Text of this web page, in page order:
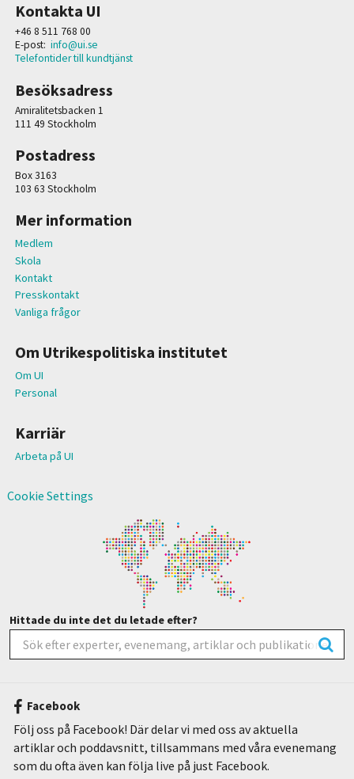
Kontakta UI
+46 8 511 768 00
E-post: info@ui.se
Telefontider till kundtjänst
Besöksadress
Amiralitetsbacken 1
111 49 Stockholm
Postadress
Box 3163
103 63 Stockholm
Mer information
Medlem
Skola
Kontakt
Presskontakt
Vanliga frågor
Om Utrikespolitiska institutet
Om UI
Personal
Karriär
Arbeta på UI
Cookie Settings
Hittade du inte det du letade efter?
Facebook
Följ oss på Facebook! Där delar vi med oss av aktuella
artiklar och poddavsnitt, tillsammans med våra evenemang
som du ofta även kan följa live på just Facebook.